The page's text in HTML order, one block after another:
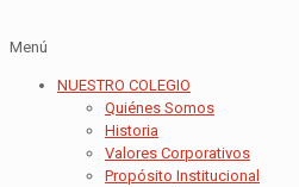
Menú
NUESTRO COLEGIO
Quiénes Somos
Historia
Valores Corporativos
Propósito Institucional